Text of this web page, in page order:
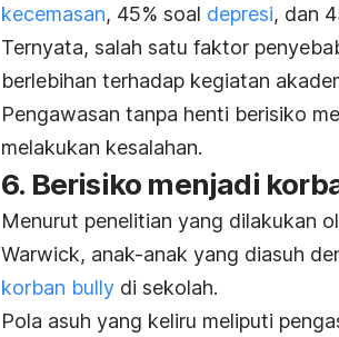
kecemasan, 45% soal depresi, dan
Ternyata, salah satu faktor
berlebihan terhadap kegiatan
Pengawasan tanpa henti berisiko
melakukan kesalahan.
6. Berisiko menjadi
Menurut penelitian yang dilakukan
Warwick, anak-anak yang diasuh
korban bully di sekolah.
Pola asuh yang keliru meliputi